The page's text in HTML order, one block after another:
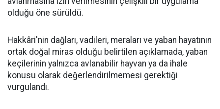
olduğu öne sürüldü.
Hakkâri'nin dağları, vadileri, meraları ve yaban hayatının
ortak doğal miras olduğu belirtilen açıklamada, yaban
keçilerinin yalnızca avlanabilir hayvan ya da ihale
konusu olarak değerlendirilmemesi gerektiği
vurgulandı.